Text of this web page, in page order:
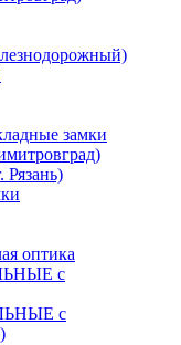
замки
оптика
с
с